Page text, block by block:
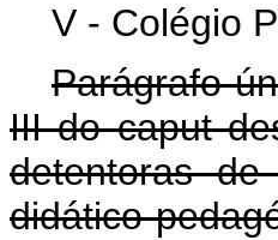
V - Colégio
Parágrafo
III docaput
detentoras de
didático-